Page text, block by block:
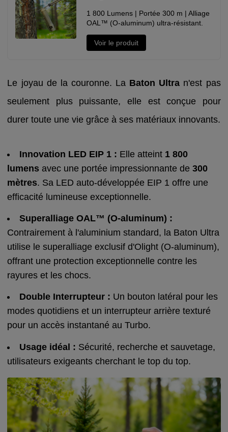
1 800 Lumens | Portée 300 m | Alliage
OAL™ (O-aluminum) ultra-résistant.
Voir le produit
Le joyau de la couronne. La Baton Ultra n'est pas
seulement plus puissante, elle est conçue pour
durer toute une vie grâce à ses matériaux innovants.
Innovation LED EIP 1 : Elle atteint 1 800
lumens avec une portée impressionnante de300
mètres. Sa LED auto-développée EIP 1 offre une
efficacité lumineuse exceptionnelle.
Superalliage OAL™ (O-aluminum) :
Contrairement à l'aluminium standard, la Baton Ultra
utilise le superalliage exclusif d'Olight (O-aluminum),
offrant une protection exceptionnelle contre les
rayures et les chocs.
Double Interrupteur : Un bouton latéral pour les
modes quotidiens et un interrupteur arrière texturé
pour un accès instantané au Turbo.
Usage idéal : Sécurité, recherche et sauvetage,
utilisateurs exigeants cherchant le top du top.